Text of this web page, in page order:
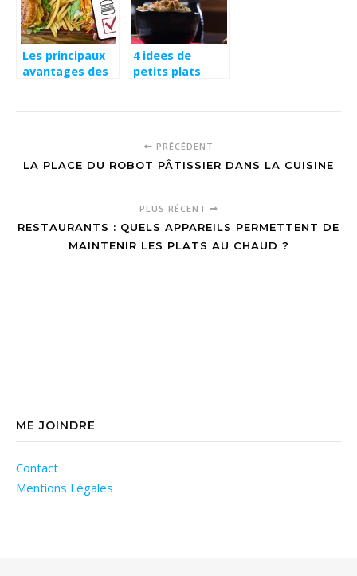
Les principaux
avantages des
4 idees de
petits plats
PRÉCÉDENT
LA PLACE DU ROBOT PÂTISSIER DANS LA CUISINE
PLUS RÉCENT
RESTAURANTS : QUELS APPAREILS PERMETTENT DE
MAINTENIR LES PLATS AU CHAUD ?
ME JOINDRE
Contact
Mentions Légales